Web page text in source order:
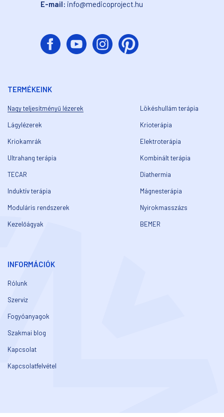
E-mail: info@medicoproject.hu
TERMÉKEINK
Nagy teljesítményű lézerek Lökéshullám terápia
Lágylézerek Krioterápia
Kriokamrák Elektroterápia
Ultrahang terápia Kombinált terápia
TECAR Diathermia
Induktív terápia Mágnesterápia
Moduláris rendszerek Nyirokmasszázs
Kezelőágyak BEMER
INFORMÁCIÓK
Rólunk
Szerviz
Fogyóanyagok
Szakmai blog
Kapcsolat
Kapcsolatfelvétel